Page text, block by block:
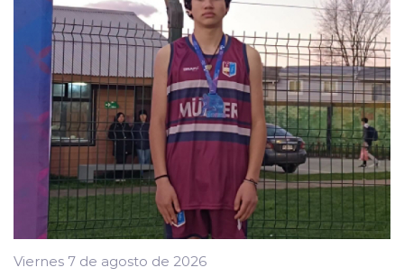
Viernes 7 de agosto de 2026